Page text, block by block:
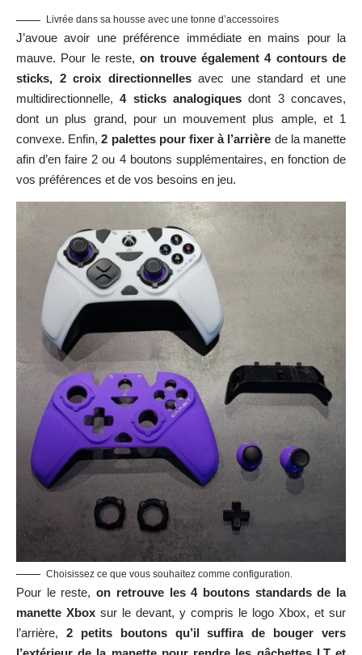
Livrée dans sa housse avec une tonne d’accessoires
J’avoue avoir une préférence immédiate en mains pour la
mauve. Pour le reste,on trouve également 4 contours de
sticks, 2 croix directionnellesavec une standard et une
multidirectionnelle,4 sticks analogiques dont 3 concaves,
dont un plus grand, pour un mouvement plus ample, et 1
convexe. Enfin,2 palettes pour fixer à l’arrière de la manette
afin d’en faire 2 ou 4 boutons supplémentaires, en fonction de
vos préférences et de vos besoins en jeu.
Choisissez ce que vous souhaitez comme configuration.
Pour le reste,on retrouve les 4 boutons standards de la
manette Xbox sur le devant, y compris le logo Xbox, et sur
l’arrière, 2 petits boutons qu’il suffira de bouger vers